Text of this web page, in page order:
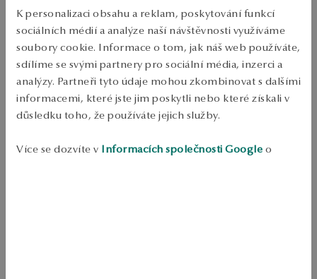
K personalizaci obsahu a reklam, poskytování funkcí
sociálních médií a analýze naší návštěvnosti využíváme
soubory cookie. Informace o tom, jak náš web používáte,
sdílíme se svými partnery pro sociální média, inzerci a
analýzy. Partneři tyto údaje mohou zkombinovat s dalšími
informacemi, které jste jim poskytli nebo které získali v
důsledku toho, že používáte jejich služby.
Více se dozvíte v Informacích společnosti Google o
Typ výrobku: Náušnice
Kov: pozlacené stříbro
Růst: 925
Typ spony: Spony
Styl: vintage, okouzlující, elegantní